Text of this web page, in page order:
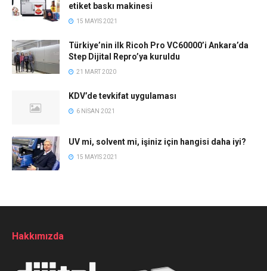
etiket baskı makinesi
15 MAYIS 2021
Türkiye’nin ilk Ricoh Pro VC60000’i Ankara’da
Step Dijital Repro’ya kuruldu
21 MART 2020
KDV’de tevkifat uygulaması
6 NISAN 2021
UV mi, solvent mi, işiniz için hangisi daha iyi?
15 MAYIS 2021
Hakkımızda